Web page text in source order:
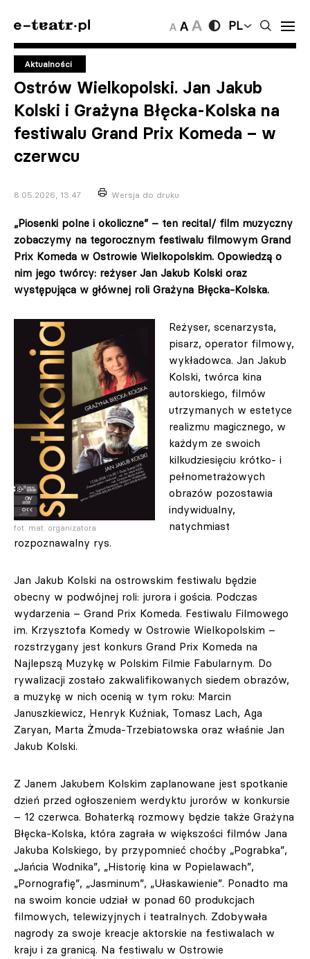
PL
Aktualności
Ostrów Wielkopolski. Jan Jakub
Kolski i Grażyna Błęcka-Kolska na
festiwalu Grand Prix Komeda – w
czerwcu
8.05.2026, 13:47 Wersja do druku
„Piosenki polne i okoliczne” – ten recital/ film muzyczny
zobaczymy na tegorocznym festiwalu filmowym Grand
Prix Komeda w Ostrowie Wielkopolskim. Opowiedzą o
nim jego twórcy: reżyser Jan Jakub Kolski oraz
występująca w głównej roli Grażyna Błęcka-Kolska.
fot. mat. organizatora
Reżyser, scenarzysta,
pisarz, operator filmowy,
wykładowca. Jan Jakub
Kolski, twórca kina
autorskiego, filmów
utrzymanych w estetyce
realizmu magicznego, w
każdym ze swoich
kilkudziesięciu krótko- i
pełnometrażowych
obrazów pozostawia
indywidualny,
natychmiast
rozpoznawalny rys.
Jan Jakub Kolski na ostrowskim festiwalu będzie
obecny w podwójnej roli: jurora i gościa. Podczas
wydarzenia – Grand Prix Komeda. Festiwalu Filmowego
im. Krzysztofa Komedy w Ostrowie Wielkopolskim –
rozstrzygany jest konkurs Grand Prix Komeda na
Najlepszą Muzykę w Polskim Filmie Fabularnym. Do
rywalizacji zostało zakwalifikowanych siedem obrazów,
a muzykę w nich ocenią w tym roku: Marcin
Januszkiewicz, Henryk Kuźniak, Tomasz Lach, Aga
Zaryan, Marta Żmuda-Trzebiatowska oraz właśnie Jan
Jakub Kolski.
Z Janem Jakubem Kolskim zaplanowane jest spotkanie
dzień przed ogłoszeniem werdyktu jurorów w konkursie
– 12 czerwca. Bohaterką rozmowy będzie także Grażyna
Błęcka-Kolska, która zagrała w większości filmów Jana
Jakuba Kolskiego, by przypomnieć choćby „Pograbka”,
„Jańcia Wodnika”, „Historię kina w Popielawach”,
„Pornografię”, „Jasminum”, „Ułaskawienie”. Ponadto ma
na swoim koncie udział w ponad 60 produkcjach
filmowych, telewizyjnych i teatralnych. Zdobywała
nagrody za swoje kreacje aktorskie na festiwalach w
kraju i za granicą. Na festiwalu w Ostrowie